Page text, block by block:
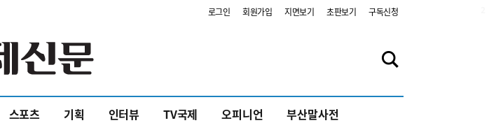
로그인 회원가입 지면보기 초판보기 구독신청
스포츠 기획 인터뷰 TV국제 오피니언 부산말사전